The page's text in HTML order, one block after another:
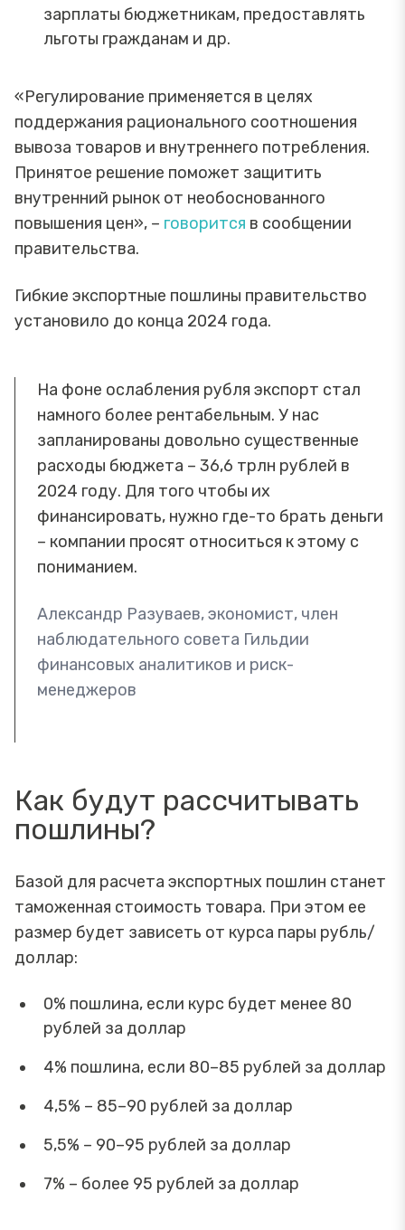
зарплаты бюджетникам, предоставлять
льготы гражданам и др.
«Регулирование применяется в целях
поддержания рационального соотношения
вывоза товаров и внутреннего потребления.
Принятое решение поможет защитить
внутренний рынок от необоснованного
повышения цен», – говорится в сообщении
правительства.
Гибкие экспортные пошлины правительство
установило до конца 2024 года.
На фоне ослабления рубля экспорт стал
намного более рентабельным. У нас
запланированы довольно существенные
расходы бюджета – 36,6 трлн рублей в
2024 году. Для того чтобы их
финансировать, нужно где-то брать деньги
– компании просят относиться к этому с
пониманием.
Александр Разуваев, экономист, член
наблюдательного совета Гильдии
финансовых аналитиков и риск-
менеджеров
Как будут рассчитывать
пошлины?
Базой для расчета экспортных пошлин станет
таможенная стоимость товара. При этом ее
размер будет зависеть от курса пары рубль/
доллар:
0% пошлина, если курс будет менее 80
рублей за доллар
4% пошлина, если 80–85 рублей за доллар
4,5% – 85–90 рублей за доллар
5,5% – 90–95 рублей за доллар
7% – более 95 рублей за доллар